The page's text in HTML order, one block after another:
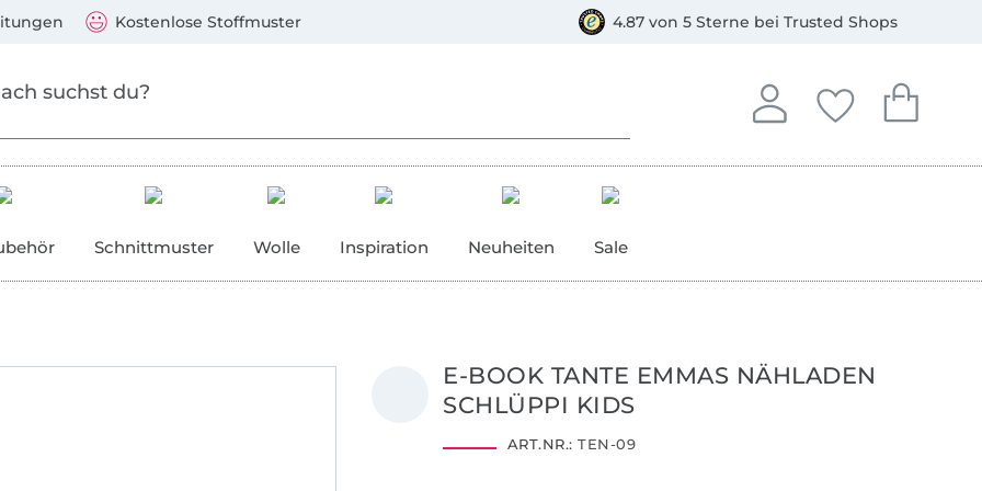
Kostenlose Stoffmuster 4.87 von 5 Sterne bei Trusted Shops
Anmelden
In deinem Konto
Deine
Du hast keine
Dein
Du hast
Schnittmuster Wolle Inspiration Neuheiten Sale
E-BOOK TANTE EMMAS NÄHLADEN
SCHLÜPPI KIDS
ART.NR.: TEN-09
Mastercard, PayPal, Giropay, Kauf auf Rechnung, Vorkasse